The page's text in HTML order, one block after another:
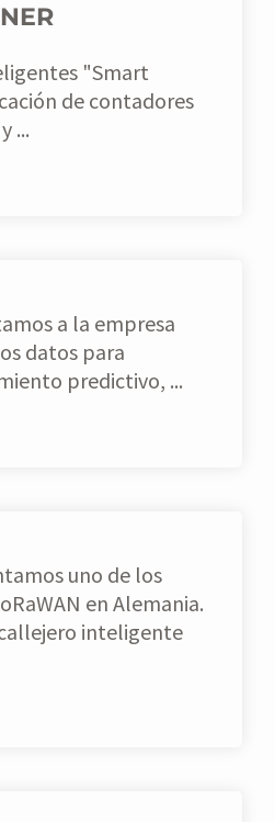
"Smart
...
a la empresa
datos para
predictivo, ...
uno de los
en Alemania.
inteligente